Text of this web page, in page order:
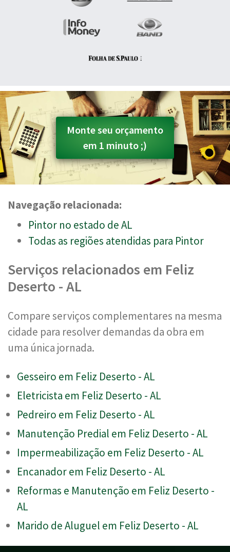
Monte seu orçamento
em 1 minuto ;)
Navegação relacionada:
Pintor no estado de AL
Todas as regiões atendidas para Pintor
Serviços relacionados em Feliz
Deserto - AL
Compare serviços complementares na mesma
cidade para resolver demandas da obra em
uma única jornada.
Gesseiro em Feliz Deserto - AL
Eletricista em Feliz Deserto - AL
Pedreiro em Feliz Deserto - AL
Manutenção Predial em Feliz Deserto - AL
Impermeabilização em Feliz Deserto - AL
Encanador em Feliz Deserto - AL
Reformas e Manutenção em Feliz Deserto -
AL
Marido de Aluguel em Feliz Deserto - AL